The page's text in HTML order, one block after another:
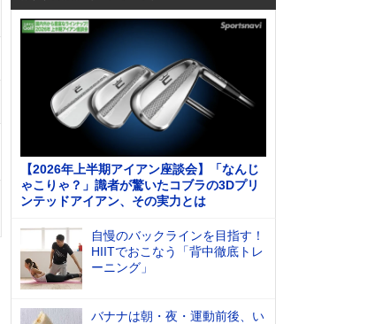
【2026年上半期アイアン座談会】「なんじ
ゃこりゃ？」識者が驚いたコブラの3Dプリ
ンテッドアイアン、その実力とは
自慢のバックラインを目指す！
HIITでおこなう「背中徹底トレ
ーニング」
バナナは朝・夜・運動前後、い